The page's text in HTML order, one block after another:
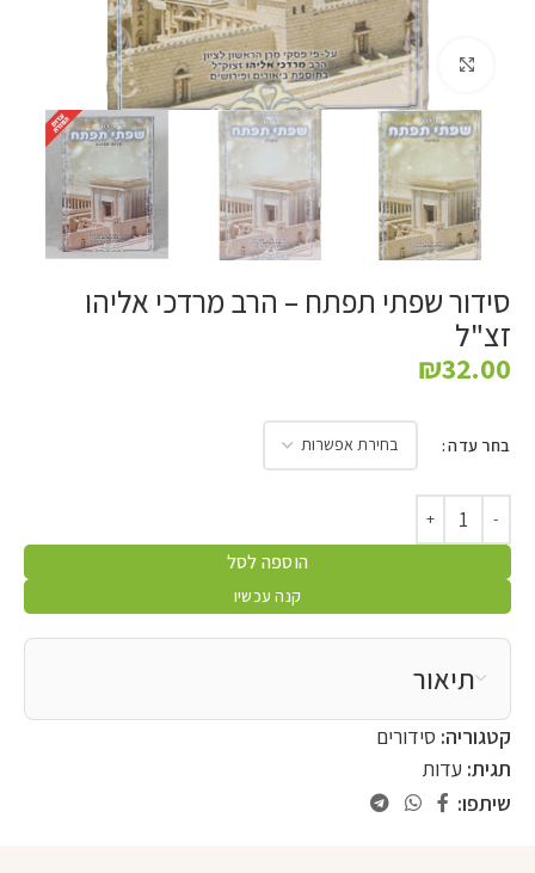
סידור שפתי תפתח – הרב מרדכי אליהו
זצ"ל
₪32.00
בחר עדה
הוספה לסל
קנה עכשיו
תיאור
קטגוריה: סידורים
תגית: עדות
שיתפו:
לחץ להגדלה